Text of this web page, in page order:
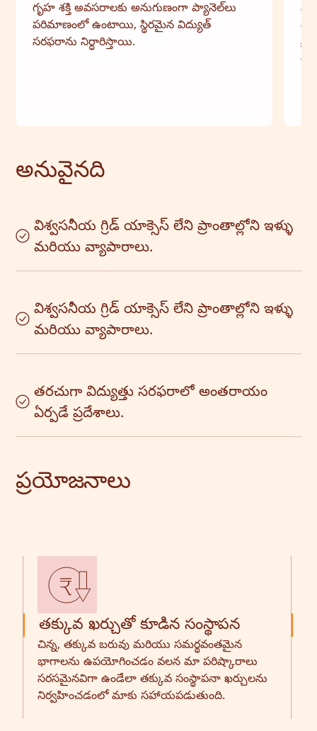
గృహ శక్తి అవసరాలకు అనుగుణంగా ప్యానెల్‌లు
పరిమాణంలో ఉంటాయి, స్థిరమైన విద్యుత్
సరఫరాను నిర్ధారిస్తాయి.
అనువైనది
విశ్వసనీయ గ్రిడ్ యాక్సెస్ లేని ప్రాంతాల్లోని ఇళ్ళు
మరియు వ్యాపారాలు.
విశ్వసనీయ గ్రిడ్ యాక్సెస్ లేని ప్రాంతాల్లోని ఇళ్ళు
మరియు వ్యాపారాలు.
తరచుగా విద్యుత్తు సరఫరాలో అంతరాయం
ఏర్పడే ప్రదేశాలు.
ప్రయోజనాలు
తక్కువ ఖర్చుతో కూడిన సంస్థాపన
చిన్న, తక్కువ బరువు మరియు సమర్థవంతమైన
భాగాలను ఉపయోగించడం వలన మా పరిష్కారాలు
సరసమైనవిగా ఉండేలా తక్కువ సంస్థాపనా ఖర్చులను
నిర్వహించడంలో మాకు సహాయపడుతుంది.